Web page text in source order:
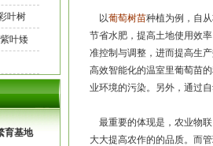
叶树
叶矮
育基地
以葡萄树苗种植为例，自
节省水肥，提高土地使用效
准控制与调整，进而提高生
高效智能化的温室里葡萄苗
业环境的污染。另外，通过
最重要的体现是，农业物
大大提高农作的的品质。而